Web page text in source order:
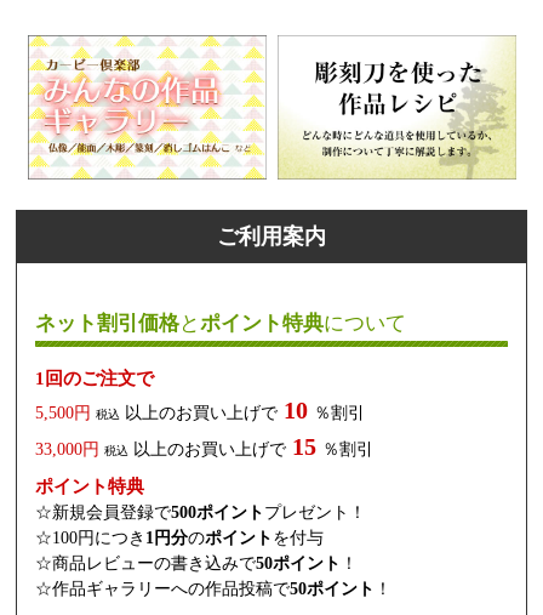
ご利用案内
ネット割引価格とポイント特典について
1回のご注文で
5,500円 税込 以上のお買い上げで 10 ％割引
33,000円 税込 以上のお買い上げで 15 ％割引
ポイント特典
☆新規会員登録で500ポイント プレゼント！
☆100円につき 1円分のポイント を付与
☆商品レビューの書き込みで50ポイント ！
☆作品ギャラリーへの作品投稿で50ポイント ！